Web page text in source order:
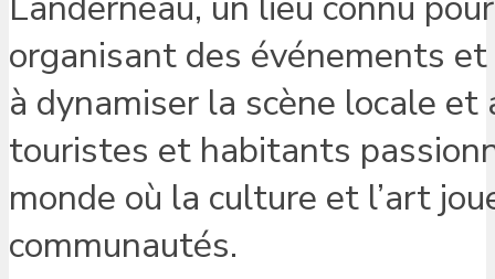
organisant des événements
à dynamiser la scène locale
touristes et habitants
monde où la culture et l’art
communautés.